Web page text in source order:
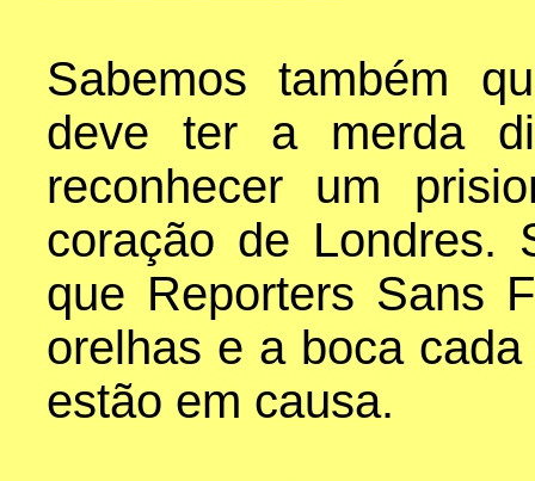
Sabemos também
deve ter a merda
reconhecer um
coração de Londres.
que Reporters Sans
orelhas e a boca
estão em causa.